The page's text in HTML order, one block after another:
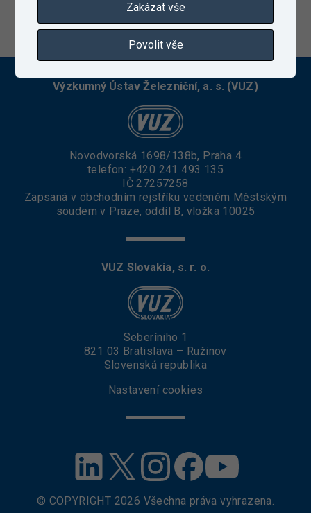
22. 3. 2021
Výzkumný Ústav Železniční, a. s. (VUZ)
Novodvorská 1698/138b, Praha 4
telefon: +420 241 493 135
IČ 27257258
Zapsaná v obchodním rejstříku vedeném Městským
soudem v Praze, oddíl B, vložka 10025
© COPYRIGHT 2026 Všechna práva vyhrazena.
VUZ Slovakia, s. r. o.
Seberíniho 1
821 03 Bratislava – Ružinov
Slovenská republika
Nastavení cookies
Zakázat vše
Povolit vše